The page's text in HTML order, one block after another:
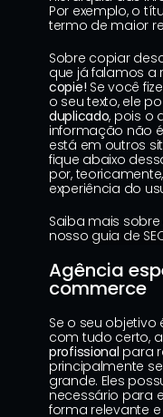
Por exemplo, o
termo de maior
Sobre copiar
que já falamos a
copie! Se você
o seu texto, ele
duplicado, pois o
informação não
está em outros
fique abaixo
por,
experiência do
Saiba mais
nosso guia de
Agência
commerce
Se o seu
com tudo certo,
profissional para
principalmente
grande. Eles
necessário para
forma relevante